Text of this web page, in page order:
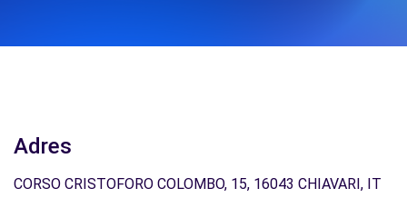
Adres
CORSO CRISTOFORO COLOMBO, 15, 16043 CHIAVARI, IT